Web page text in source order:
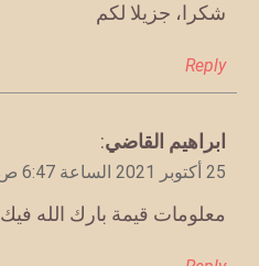
شكرا، جزيلا لكم
Reply
يقول
ابراهيم القاضي:
25 أكتوبر 2021 الساعة 6:47 ص
معلومات قيمة بارك الله فيك